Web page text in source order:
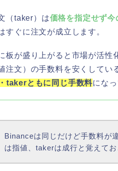
（taker）は価格を指定せず
すぐに注文が成立します。
板が盛り上がると市場が活性
注文）の手数料を安くしてい
takerともに同じ手数料になっ
Binanceは同じだけど手数料が
は指値、takerは成行と覚えてお